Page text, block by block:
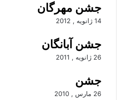
جشن مهرگان
14 ژانویه , 2012
جشن آبانگان
26 ژانویه , 2011
جشن
26 مارس , 2010